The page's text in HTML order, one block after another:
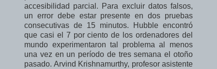
accesibilidad parcial. Para excluir datos falsos,
un error debe estar presente en dos pruebas
consecutivas de 15 minutos. Hubble encontró
que casi el 7 por ciento de los ordenadores del
mundo experimentaron tal problema al menos
una vez en un período de tres semana el otoño
pasado. Arvind Krishnamurthy, profesor asistente